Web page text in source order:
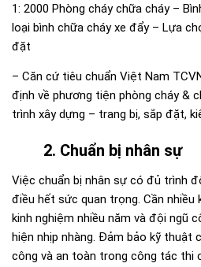
1: 2000 Phòng cháy chữa cháy –
loại bình chữa cháy xe đẩy – Lựa
đặt
– Căn cứ tiêu chuẩn Việt Nam
định về phương tiện phòng cháy &
trình xây dựng – trang bị, sắp đặt,
2. Chuẩn bị nhân sự
Việc chuẩn bị nhân sự có đủ trình
điều hết sức quan trọng. Cần nhiều
kinh nghiệm nhiều năm và đội ngũ
hiện nhịp nhàng. Đảm bảo kỹ thuật
công và an toàn trong công tác thi